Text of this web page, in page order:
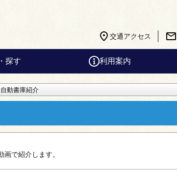
交通アクセス
探す 利用案内
動書庫紹介
で紹介します。